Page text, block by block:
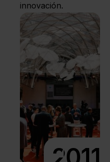
innovación.